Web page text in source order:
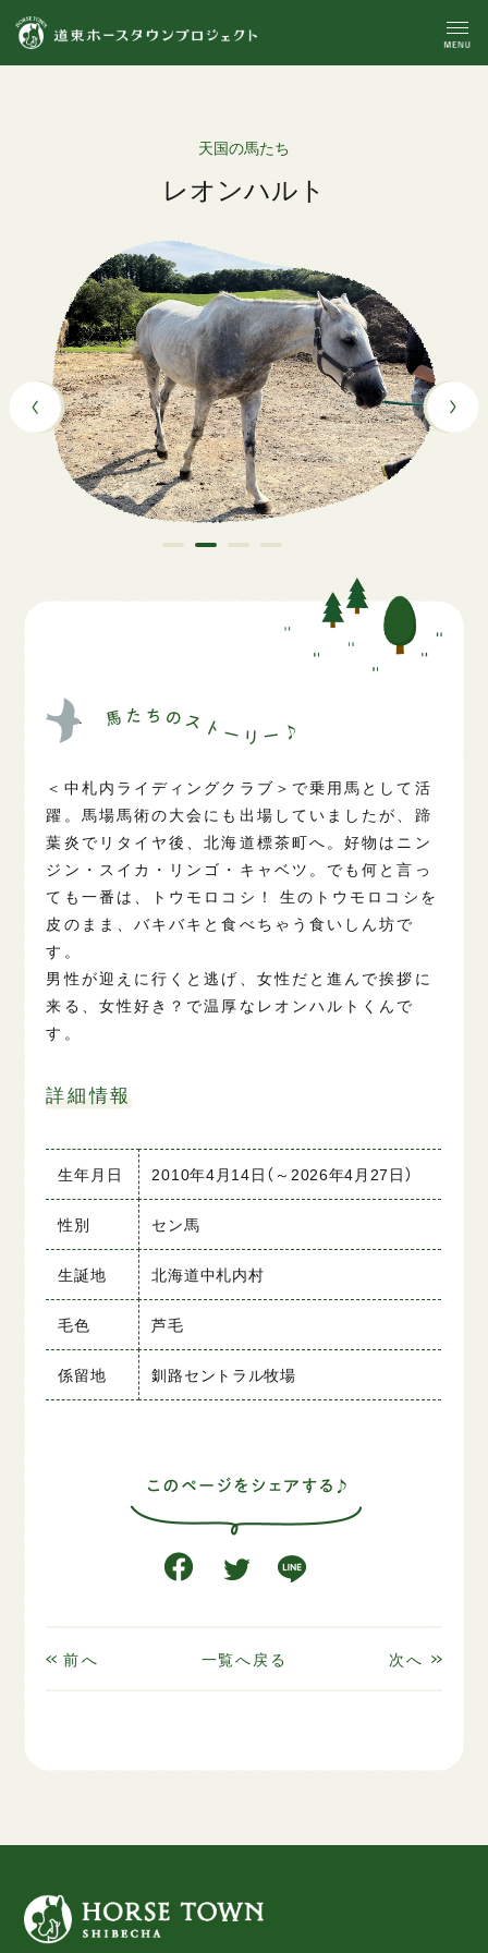
天国の馬たち
レオンハルト
＜中札内ライディングクラブ＞で乗用馬として活
躍。馬場馬術の大会にも出場していましたが、蹄
葉炎でリタイヤ後、北海道標茶町へ。好物はニン
ジン・スイカ・リンゴ・キャベツ。でも何と言っ
ても一番は、トウモロコシ！ 生のトウモロコシを
皮のまま、バキバキと食べちゃう食いしん坊で
す。
男性が迎えに行くと逃げ、女性だと進んで挨拶に
来る、女性好き？で温厚なレオンハルトくんで
す。
詳細情報
生年月日 2010年4月14日（～2026年4月27日）
性別 セン馬
生誕地 北海道中札内村
毛色 芦毛
係留地 釧路セントラル牧場
前へ 一覧へ戻る 次へ